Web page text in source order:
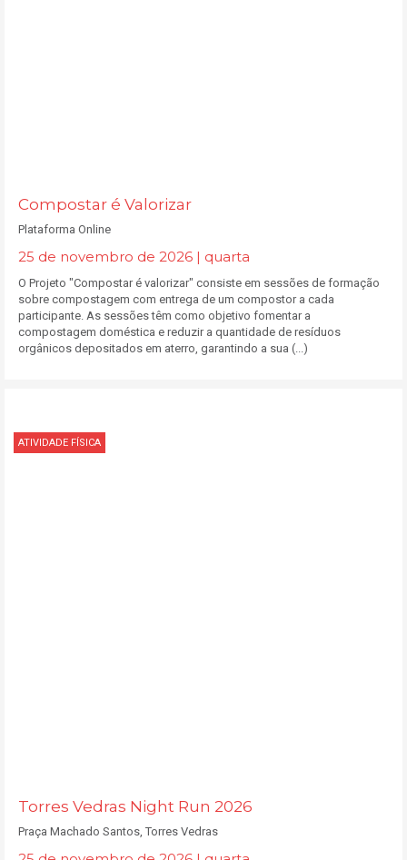
Compostar é Valorizar
Plataforma Online
25 de novembro de 2026 | quarta
O Projeto "Compostar é valorizar" consiste em sessões de formação
sobre compostagem com entrega de um compostor a cada
participante. As sessões têm como objetivo fomentar a
compostagem doméstica e reduzir a quantidade de resíduos
orgânicos depositados em aterro, garantindo a sua (...)
ATIVIDADE FÍSICA
Torres Vedras Night Run 2026
Praça Machado Santos, Torres Vedras